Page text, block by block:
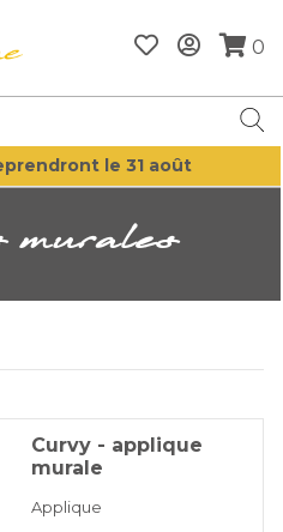
0
le 31 août
murales
Curvy - applique
murale
Applique